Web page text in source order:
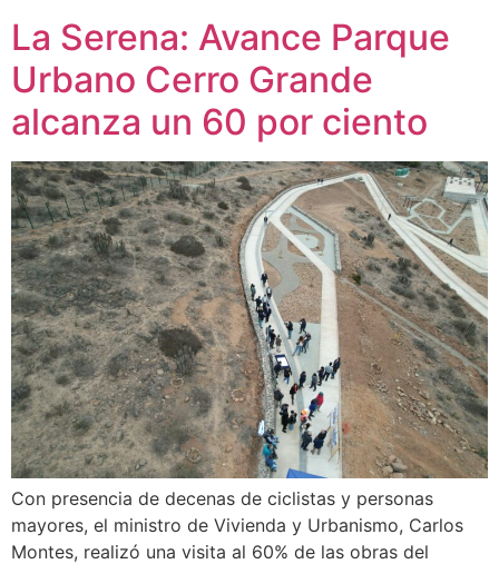
La Serena: Avance Parque
Urbano Cerro Grande
alcanza un 60 por ciento
Con presencia de decenas de ciclistas y personas
mayores, el ministro de Vivienda y Urbanismo, Carlos
Montes, realizó una visita al 60% de las obras del